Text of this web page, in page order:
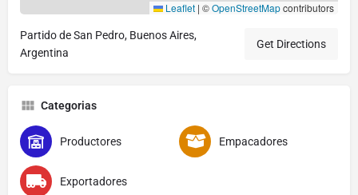
Leaflet | ©OpenStreetMapcontributors
Partido de San Pedro, Buenos Aires,
Argentina
Get Directions
Categorias
Productores Empacadores
Exportadores